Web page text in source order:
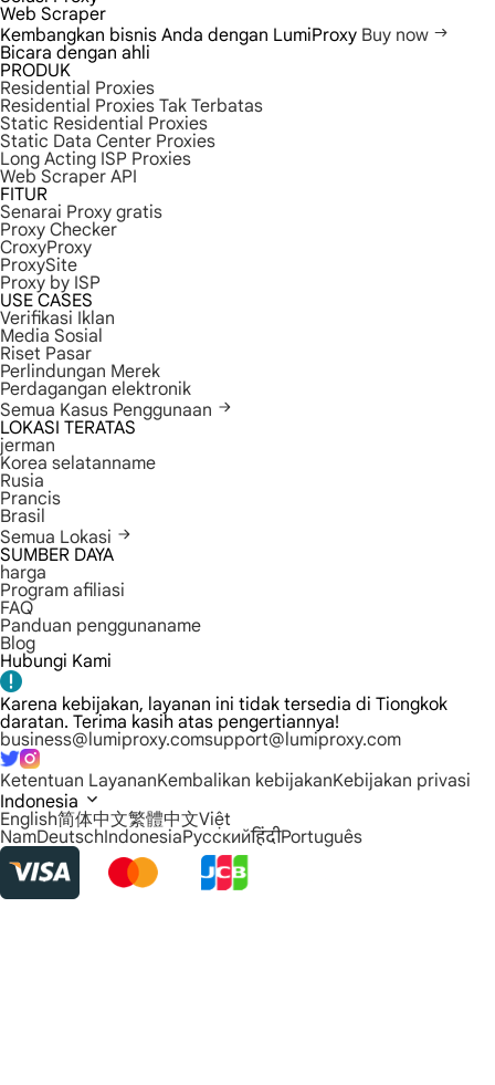
Web Scraper
Kembangkan bisnis Anda dengan LumiProxy Buy now
Bicara dengan ahli
PRODUK
Residential Proxies
Residential Proxies Tak Terbatas
Static Residential Proxies
Static Data Center Proxies
Long Acting ISP Proxies
Web Scraper API
FITUR
Senarai Proxy gratis
Proxy Checker
CroxyProxy
ProxySite
Proxy by ISP
USE CASES
Verifikasi Iklan
Media Sosial
Riset Pasar
Perlindungan Merek
Perdagangan elektronik
Semua Kasus Penggunaan
LOKASI TERATAS
jerman
Korea selatanname
Rusia
Prancis
Brasil
Semua Lokasi
SUMBER DAYA
harga
Program afiliasi
FAQ
Panduan penggunaname
Blog
Hubungi Kami
Karena kebijakan, layanan ini tidak tersedia di Tiongkok
daratan. Terima kasih atas pengertiannya!
business@lumiproxy.comsupport@lumiproxy.com
Ketentuan LayananKembalikan kebijakanKebijakan privasi
Indonesia
English简体中文繁體中文Việt
NamDeutschIndonesiaРусскийहिंदीPortuguês